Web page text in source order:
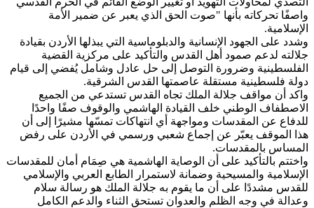
واصفًا تحركاته بأنها "صوت الحق الذي يعبر عن ضمير الأمة
الإسلامية.
وشدد على الجهود الإنسانية والدبلوماسية التي يبذلها الأردن بقيادة
جلالته لدعم صمود أهل القدس والتأكيد على مركزية القضية
الفلسطينية وضرورة التوصل إلى حل عادل وشامل يُفضي إلى قيام
دولة فلسطينية مستقلة عاصمتها القدس الشرقية.
واكد أن مواقف جلالة الملك تجاه القدس تستدعي من الجميع
الاصطفاف الوطني خلف القيادة الهاشمي والوقوف صفًا واحدًا
للدفاع عن المقدسات ومواجهة أي انتهاكات تمسّها مشيرًا إلى أن
هذا الموقف يعبّر عن إجماع شعبي ورسمي في الأردن على رفض
المساس بالمقدسات.
واختتم بالتأكيد على أن الوصاية الهاشمية هي صِمَام أمان للمقدسات
الإسلامية والمسيحية وضمانة لاستمرار الطابع العربي والإسلامي
للقدس مشددًا على أن ما يقوم به جلالة الملك هو رسالة سلام
وعدالة في وجه الظلم والعدوان تستحق الثناء والدعم الكامل